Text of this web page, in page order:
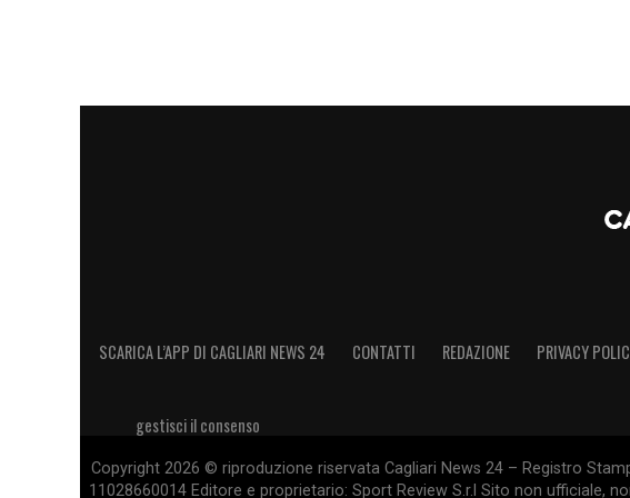
«Se ne è andato uno dei più grandi, un pilastro nella
rossoblù. Tutto il Cagliari con i suoi tifosi piange oggi
ascolano d’adozione per via dei nove anni da
il suo segno indelebile anche in Sardegna, tra i mister
nell’autunno del 1991 e saranno due stagioni
salita. La rincorsa, raggiunto lo spareggio per
SCARICA L’APP DI CAGLIARI NEWS 24 CONTATTI REDAZIONE PRIVACY
gestisci il consenso
Copyright 2026 © riproduzione riservata Cagliari News 24 – Registro
11028660014 Editore e proprietario: Sport Review S.r.l Sito non ufficiale,